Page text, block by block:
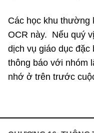
Các học khu thường
OCR này. Nếu quý
dịch vụ giáo dục
thông báo với nhóm
nhớ ở trên trước